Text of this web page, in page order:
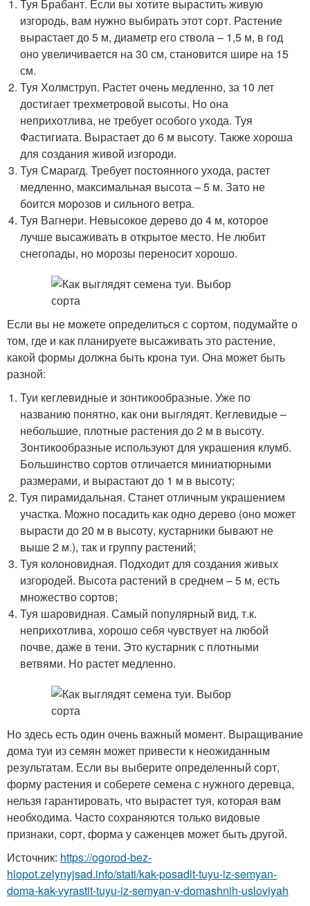
Туя Брабант. Если вы хотите вырастить живую
изгородь, вам нужно выбирать этот сорт. Растение
вырастает до 5 м, диаметр его ствола – 1,5 м, в год
оно увеличивается на 30 см, становится шире на 15
см.
Туя Холмструп. Растет очень медленно, за 10 лет
достигает трехметровой высоты. Но она
неприхотлива, не требует особого ухода. Туя
Фастигиата. Вырастает до 6 м высоту. Также хороша
для создания живой изгороди.
Туя Смарагд. Требует постоянного ухода, растет
медленно, максимальная высота – 5 м. Зато не
боится морозов и сильного ветра.
Туя Вагнери. Невысокое дерево до 4 м, которое
лучше высаживать в открытое место. Не любит
снегопады, но морозы переносит хорошо.
Если вы не можете определиться с сортом, подумайте о
том, где и как планируете высаживать это растение,
какой формы должна быть крона туи. Она может быть
разной:
Туи кеглевидные и зонтикообразные. Уже по
названию понятно, как они выглядят. Кеглевидые –
небольшие, плотные растения до 2 м в высоту.
Зонтикообразные используют для украшения клумб.
Большинство сортов отличается миниатюрными
размерами, и вырастают до 1 м в высоту;
Туя пирамидальная. Станет отличным украшением
участка. Можно посадить как одно дерево (оно может
вырасти до 20 м в высоту, кустарники бывают не
выше 2 м.), так и группу растений;
Туя колоновидная. Подходит для создания живых
изгородей. Высота растений в среднем – 5 м, есть
множество сортов;
Туя шаровидная. Самый популярный вид, т.к.
неприхотлива, хорошо себя чувствует на любой
почве, даже в тени. Это кустарник с плотными
ветвями. Но растет медленно.
Но здесь есть один очень важный момент. Выращивание
дома туи из семян может привести к неожиданным
результатам. Если вы выберите определенный сорт,
форму растения и соберете семена с нужного деревца,
нельзя гарантировать, что вырастет туя, которая вам
необходима. Часто сохраняются только видовые
признаки, сорт, форма у саженцев может быть другой.
Источник: https://ogorod-bez-
hlopot.zelynyjsad.info/stati/kak-posadit-tuyu-iz-semyan-
doma-kak-vyrastit-tuyu-iz-semyan-v-domashnih-usloviyah